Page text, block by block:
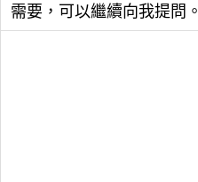
需要，可以繼續向我提問。